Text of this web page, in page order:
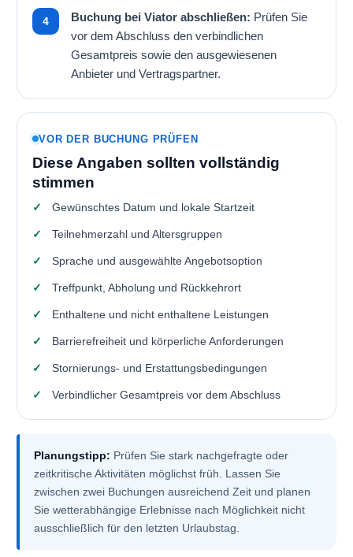
Buchung bei Viator abschließen: Prüfen Sie
vor dem Abschluss den verbindlichen
Gesamtpreis sowie den ausgewiesenen
Anbieter und Vertragspartner.
VOR DER BUCHUNG PRÜFEN
Diese Angaben sollten vollständig
stimmen
Gewünschtes Datum und lokale Startzeit
Teilnehmerzahl und Altersgruppen
Sprache und ausgewählte Angebotsoption
Treffpunkt, Abholung und Rückkehrort
Enthaltene und nicht enthaltene Leistungen
Barrierefreiheit und körperliche Anforderungen
Stornierungs- und Erstattungsbedingungen
Verbindlicher Gesamtpreis vor dem Abschluss
Planungstipp: Prüfen Sie stark nachgefragte oder
zeitkritische Aktivitäten möglichst früh. Lassen Sie
zwischen zwei Buchungen ausreichend Zeit und planen
Sie wetterabhängige Erlebnisse nach Möglichkeit nicht
ausschließlich für den letzten Urlaubstag.